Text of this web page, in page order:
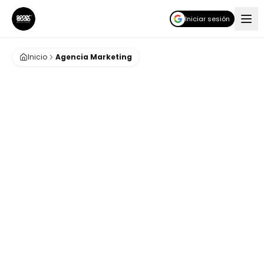
Iniciar sesión
Inicio Agencia Marketing